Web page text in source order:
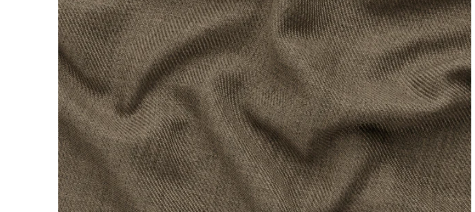
Image zoomed out, normal view